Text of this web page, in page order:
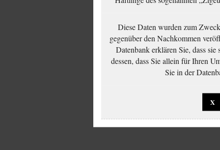
Diese Daten wurden zum
gegenüber den Nachkommen
Datenbank erklären Sie, dass sie
dessen, dass Sie allein für Ihren
Sie in der
X